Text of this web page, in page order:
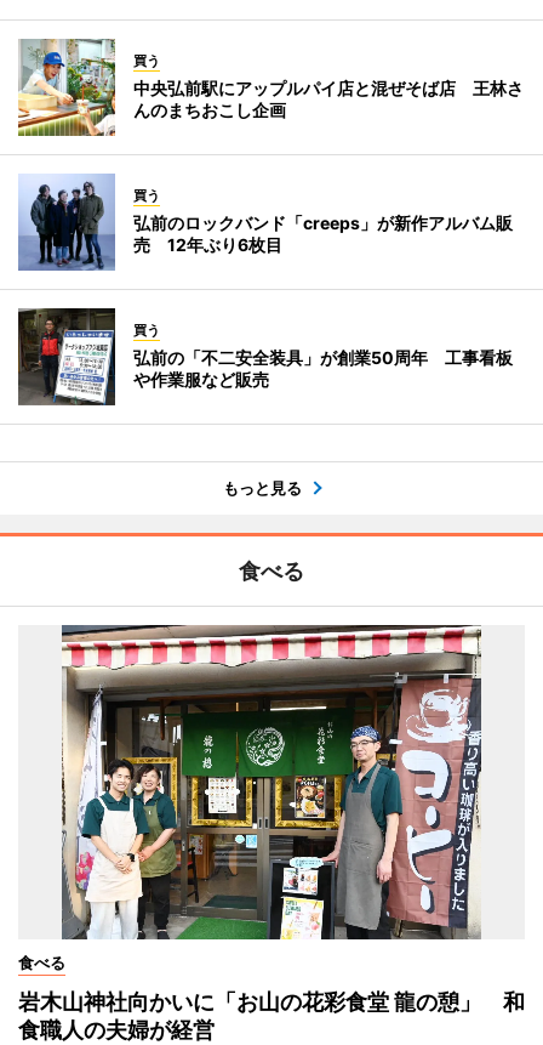
買う
中央弘前駅にアップルパイ店と混ぜそば店 王林さ
んのまちおこし企画
買う
弘前のロックバンド「creeps」が新作アルバム販
売 12年ぶり6枚目
買う
弘前の「不二安全装具」が創業50周年 工事看板
や作業服など販売
もっと見る
食べる
食べる
岩木山神社向かいに「お山の花彩食堂 龍の憩」 和
食職人の夫婦が経営